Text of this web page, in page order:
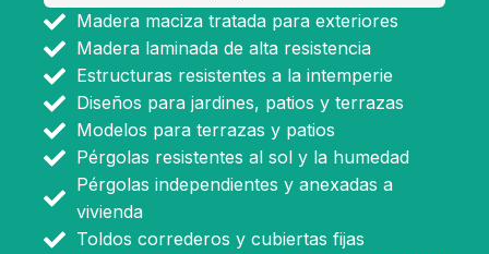
Madera maciza tratada para exteriores
Madera laminada de alta resistencia
Estructuras resistentes a la intemperie
Diseños para jardines, patios y terrazas
Modelos para terrazas y patios
Pérgolas resistentes al sol y la humedad
Pérgolas independientes y anexadas a
vivienda
Toldos correderos y cubiertas fijas